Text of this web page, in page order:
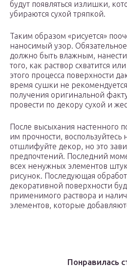
будут появляться излишки,
убираются сухой тряпкой.
Таким образом «рисуется»
наносимый узор.
должно быть влажным,
того, как раствор схватится
этого процесса поверхности
время сушки не
получения оригинальной
провести по декору сухой и
После высыхания настенного
им прочности, воспользуйтесь
отшлифуйте декор, но это
предпочтений. Последний
всех ненужных элементов
рисунок. Последующая
декоративной поверхности
применимого раствора и
элементов, которые
Понравилась